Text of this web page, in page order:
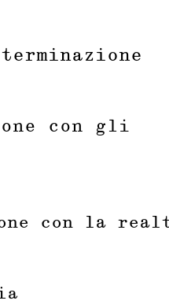
con gli
con la